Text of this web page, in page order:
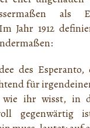
Jahr 1912
des
für
ihr wisst, in
gegenwärtig